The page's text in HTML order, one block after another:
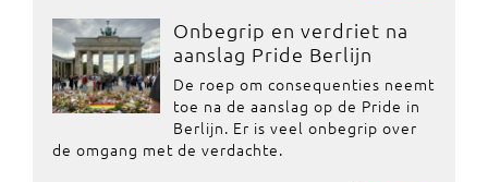
Onbegrip en verdriet na
aanslag Pride Berlijn
De roep om consequenties neemt
toe na de aanslag op de Pride in
Berlijn. Er is veel onbegrip over
de omgang met de verdachte.